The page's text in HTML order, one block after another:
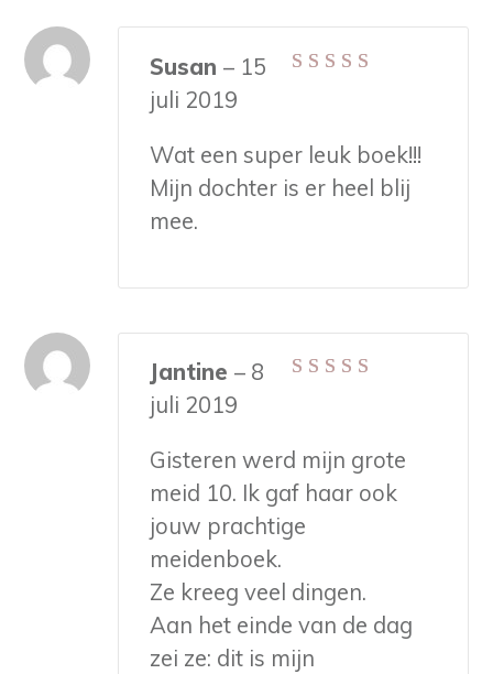
Susan– 15
juli 2019
Wat een super leuk boek!!!
Mijn dochter is er heel blij
mee.
Jantine– 8
juli 2019
Gisteren werd mijn grote
meid 10. Ik gaf haar ook
jouw prachtige
meidenboek.
Ze kreeg veel dingen.
Aan het einde van de dag
zei ze: dit is mijn